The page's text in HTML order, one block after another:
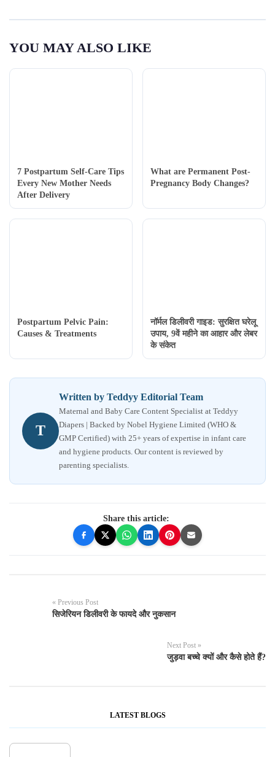
YOU MAY ALSO LIKE
7 Postpartum Self-Care Tips
Every New Mother Needs
After Delivery
What are Permanent Post-
Pregnancy Body Changes?
Postpartum Pelvic Pain:
Causes & Treatments
नॉर्मल डिलीवरी गाइड: सुरक्षित घरेलू
उपाय, 9वें महीने का आहार और लेबर
के संकेत
T
Written by Teddyy Editorial Team
Maternal and Baby Care Content Specialist at Teddyy
Diapers | Backed by Nobel Hygiene Limited (WHO &
GMP Certified) with 25+ years of expertise in infant care
and hygiene products. Our content is reviewed by
parenting specialists.
Share this article:
« Previous Post
सिजेरियन डिलीवरी के फायदे और नुकसान
Next Post »
जुड़वा बच्चे क्यों और कैसे होते हैं?
LATEST BLOGS